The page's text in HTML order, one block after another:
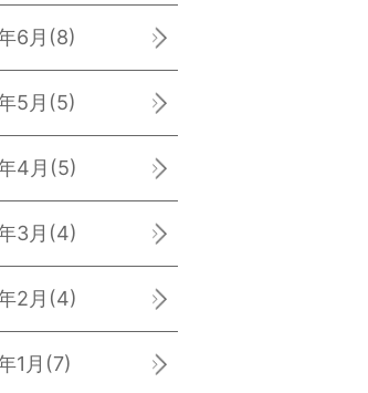
6月 (8)
5月 (5)
4月 (5)
3月 (4)
2月 (4)
1月 (7)